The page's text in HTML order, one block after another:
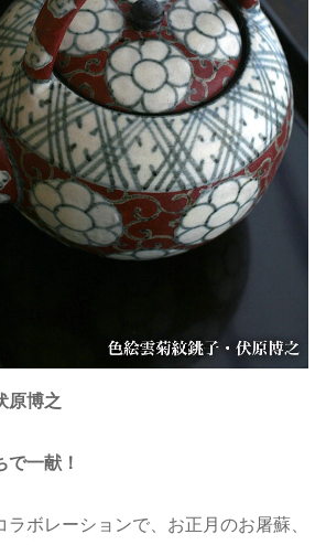
原博之
で一献！
ボレーションで、お正月のお屠蘇、